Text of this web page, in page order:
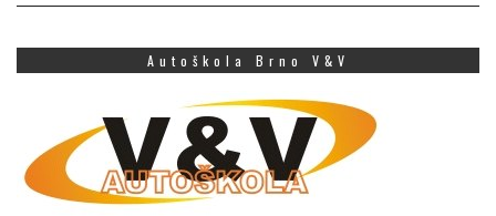
Autoškola Brno V&V